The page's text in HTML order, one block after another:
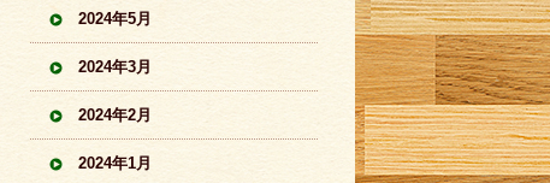
2024年5月
2024年3月
2024年2月
2024年1月